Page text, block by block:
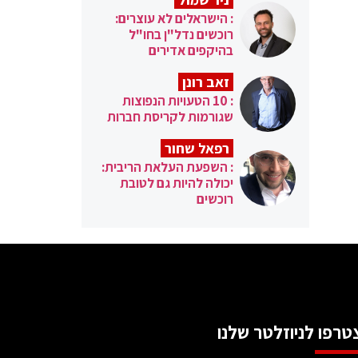
: הישראלים לא עוצרים:
רוכשים נדל"ן בחו"ל
בהיקפים אדירים
זאב רונן
: 10 הטעויות הנפוצות
שגורמות לקריסת חברות
רפאל שחור
: השפעת העלאת הריבית:
יכולה להיות גם לטובת
רוכשים
לניוזלטר שלנו